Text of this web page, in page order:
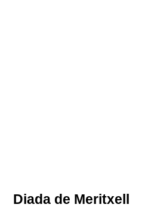
Diada de Meritxell